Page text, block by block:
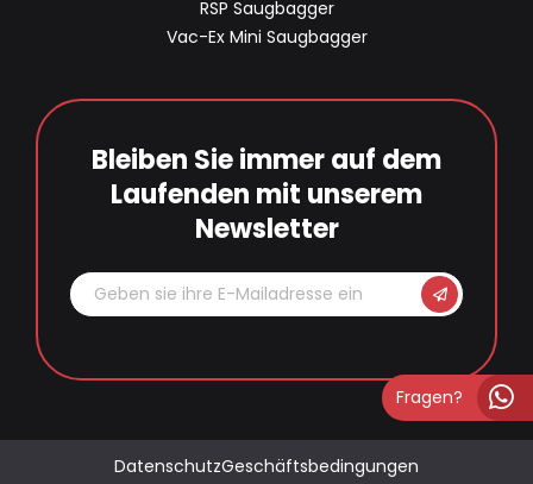
RSP Saugbagger
Vac-Ex Mini Saugbagger
Bleiben Sie immer auf dem
Laufenden mit unserem
Newsletter
DatenschutzGeschäftsbedingungen
Fragen?